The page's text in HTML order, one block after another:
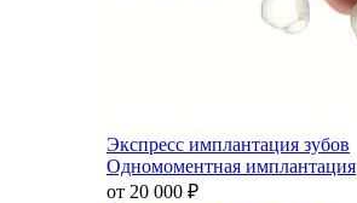
Экспресс имплантация зубов
Одномоментная имплантация
от 20 000 ₽